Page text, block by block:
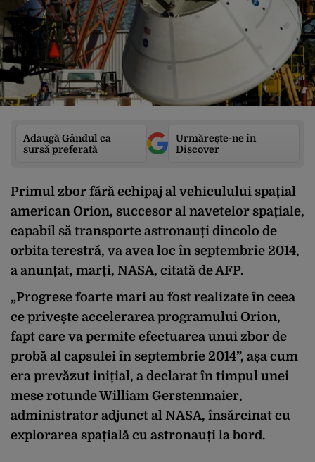
Adaugă Gândul ca
sursă preferată
Urmărește-ne în
Discover
Primul zbor fără echipaj al vehiculului spațial
american Orion, succesor al navetelor spațiale,
capabil să transporte astronauți dincolo de
orbita terestră, va avea loc în septembrie 2014,
a anunțat, marți, NASA, citată de AFP.
„Progrese foarte mari au fost realizate în ceea
ce privește accelerarea programului Orion,
fapt care va permite efectuarea unui zbor de
probă al capsulei în septembrie 2014”, așa cum
era prevăzut inițial, a declarat în timpul unei
mese rotunde William Gerstenmaier,
administrator adjunct al NASA, însărcinat cu
explorarea spațială cu astronauți la bord.